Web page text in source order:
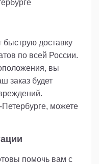
быструю доставку
по всей России.
вы
заказ будет
можете
помочь вам с